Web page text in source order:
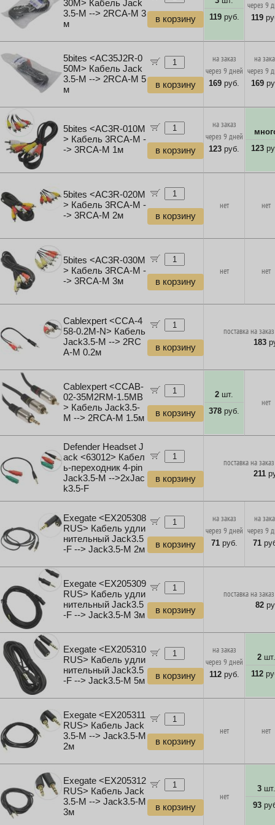
30M> Кабель Jack
3.5-M --> 2RCA-M 3
м
в корзину
119руб.
через 9
119
5bites <AC35J2R-0
50M> Кабель Jack
3.5-M --> 2RCA-M 5
м
в корзину
на заказ
через 9 дней
169 руб.
на
через 9
169
5bites <AC3R-010M
> Кабель 3RCA-M -
-> 3RCA-M 1м
в корзину
на заказ
через 9 дней
123 руб.
123
5bites <AC3R-020M
> Кабель 3RCA-M -
-> 3RCA-M 2м
в корзину
нет нет
5bites <AC3R-030M
> Кабель 3RCA-M -
-> 3RCA-M 3м
в корзину
нет нет
Cablexpert <CCA-4
58-0.2M-N> Кабель
Jack3.5-M --> 2RC
A-M 0.2м
в корзину
поставка на
183
Cablexpert <CCAB-
02-35M2RM-1.5MB
> Кабель Jack3.5-
M --> 2RCA-M 1.5м
в корзину
2 шт.
378 руб.
нет
Defender Headset J
ack <63012> Кабел
ь-переходник 4-pin
Jack3.5-M -->2xJac
k3.5-F
в корзину
поставка на
211
Exegate <EX205308
RUS> Кабель удли
нительный Jack3.5
-F --> Jack3.5-M 2м
в корзину
на заказ
через 9 дней
71руб.
на
через 9
71
Exegate <EX205309
RUS> Кабель удли
нительный Jack3.5
-F --> Jack3.5-M 3м
в корзину
поставка на
82
Exegate <EX205310
RUS> Кабель удли
нительный Jack3.5
-F --> Jack3.5-M 5м
в корзину
на заказ
через 9 дней
112руб.
2шт.
112
Exegate <EX205311
RUS> Кабель Jack
3.5-M --> Jack3.5-M
2м
в корзину
нет нет
Exegate <EX205312
RUS> Кабель Jack
3.5-M --> Jack3.5-M
3м
в корзину
нет
3шт.
93